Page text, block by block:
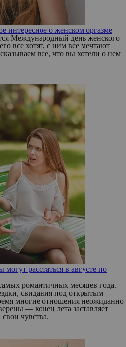
интересное о женском оргазме
Международный день женского
все хотят, с ним все мечтают
все, что вы хотели о нем
расстаться в августе по
романтичных месяцев года.
свидания под открытым
многие отношения неожиданно
— конец лета заставляет
чувства.